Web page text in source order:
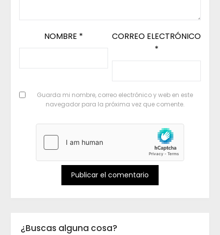
NOMBRE *
CORREO ELECTRÓNICO
*
Guarda mi nombre, correo electrónico y web en este
navegador para la próxima vez que comente.
¿Buscas alguna cosa?